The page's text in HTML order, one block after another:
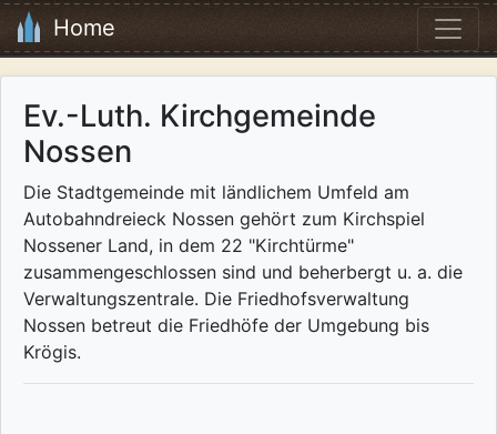
Home
Ev.-Luth. Kirchgemeinde
Nossen
Die Stadtgemeinde mit ländlichem Umfeld am
Autobahndreieck Nossen gehört zum Kirchspiel
Nossener Land, in dem 22 "Kirchtürme"
zusammengeschlossen sind und beherbergt u. a. die
Verwaltungszentrale. Die Friedhofsverwaltung
Nossen betreut die Friedhöfe der Umgebung bis
Krögis.